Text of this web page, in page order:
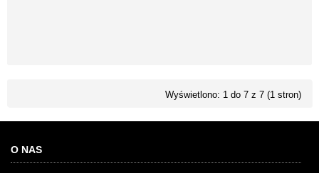
Wyświetlono: 1 do 7 z 7 (1 stron)
O NAS